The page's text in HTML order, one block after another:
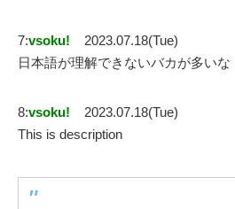
7:vsoku!
2023.07.18(Tue)
日本語が理解できないバカが多いな
8:vsoku!
2023.07.18(Tue)
This is description